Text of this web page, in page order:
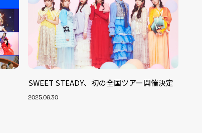
SWEET STEADY、初の全国ツアー開催決定
2025.06.30